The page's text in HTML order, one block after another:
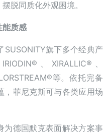
脱同质化外观困境。
能质感
旗下多个经典产
、XIRALLIC®、
等。依托完备
，菲尼克斯可与各类应用场
为德国默克表面解决方案事